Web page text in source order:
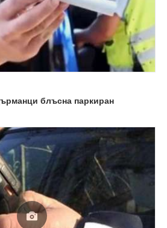
блъсна паркиран